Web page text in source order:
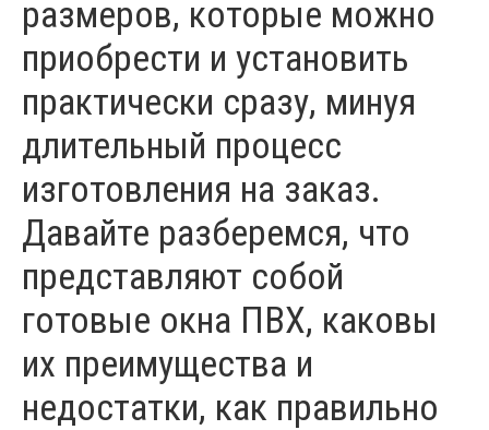
размеров, которые можно
приобрести и установить
практически сразу, минуя
длительный процесс
изготовления на заказ.
Давайте разберемся, что
представляют собой
готовые окна ПВХ, каковы
их преимущества и
недостатки, как правильно